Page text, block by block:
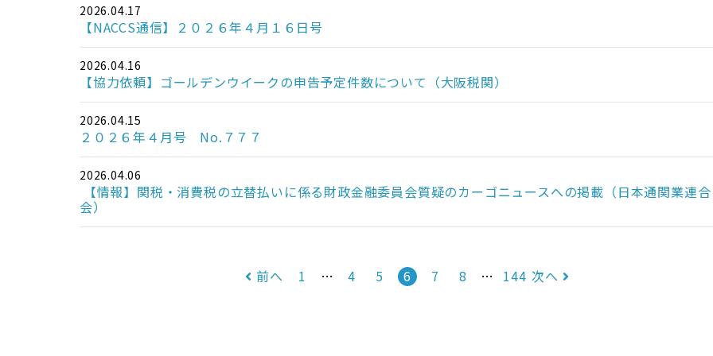
2026.04.17
【NACCS通信】２０２６年４月１６日号
2026.04.16
【協力依頼】ゴールデンウイークの申告予定件数について（大阪税関）
2026.04.15
２０２６年４月号 No.７７７
2026.04.06
【情報】関税・消費税の立替払いに係る財政金融委員会質疑のカーゴニュースへの掲載（日本通関業連合
会）
前へ 1 … 4 5 6 7 8 … 144 次へ